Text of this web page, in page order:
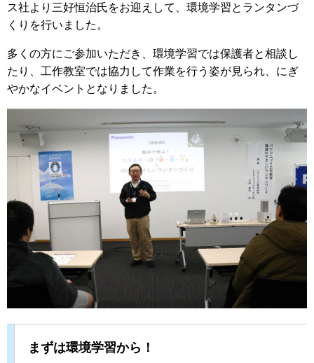
ス社より三好恒治氏をお迎えして、環境学習とランタンづ
くりを行いました。
多くの方にご参加いただき、環境学習では保護者と相談し
たり、工作教室では協力して作業を行う姿が見られ、にぎ
やかなイベントとなりました。
まずは環境学習から！